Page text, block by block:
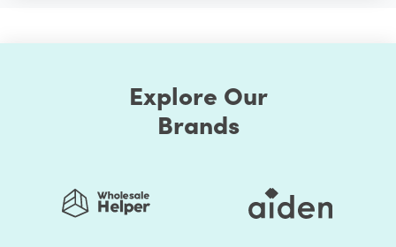
Explore Our
Brands